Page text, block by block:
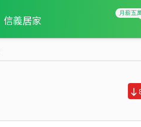
信義居家